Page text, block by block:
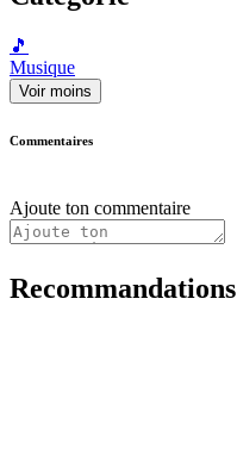
🎵
Musique
Voir moins
Commentaires
Ajoute ton commentaire
Recommandations